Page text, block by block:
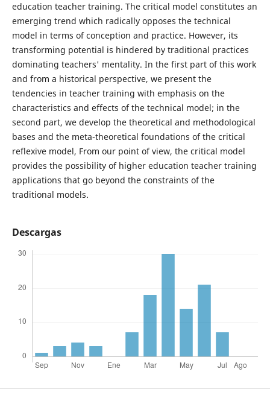
education teacher training. The critical model constitutes an
emerging trend which radically opposes the technical
model in terms of conception and practice. However, its
transforming potential is hindered by traditional practices
dominating teachers' mentality. In the first part of this work
and from a historical perspective, we present the
tendencies in teacher training with emphasis on the
characteristics and effects of the technical model; in the
second part, we develop the theoretical and methodological
bases and the meta-theoretical foundations of the critical
reflexive model, From our point of view, the critical model
provides the possibility of higher education teacher training
applications that go beyond the constraints of the
traditional models.
Descargas